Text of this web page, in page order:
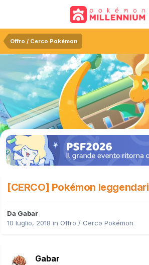
Offro / Cerco Pokémon
[CERCO] Pokémon leggendari
Da Gabar
10 luglio, 2018 in Offro / Cerco Pokémon
Gabar